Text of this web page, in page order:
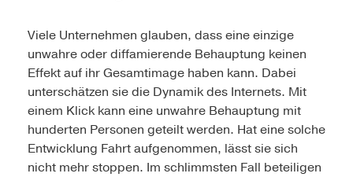
Viele Unternehmen glauben, dass eine einzige
unwahre oder diffamierende Behauptung keinen
Effekt auf ihr Gesamtimage haben kann. Dabei
unterschätzen sie die Dynamik des Internets. Mit
einem Klick kann eine unwahre Behauptung mit
hunderten Personen geteilt werden. Hat eine solche
Entwicklung Fahrt aufgenommen, lässt sie sich
nicht mehr stoppen. Im schlimmsten Fall beteiligen